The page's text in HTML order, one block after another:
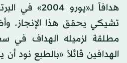
هدافاً لـ«يورو
تشيكي يحقق هذا الإنجاز.
مطلقة لزميله الهداف في
الهدافين قائلاً «بالطبع نود أن